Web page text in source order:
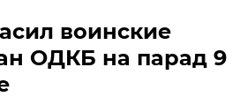
воинские
ОДКБ на парад 9